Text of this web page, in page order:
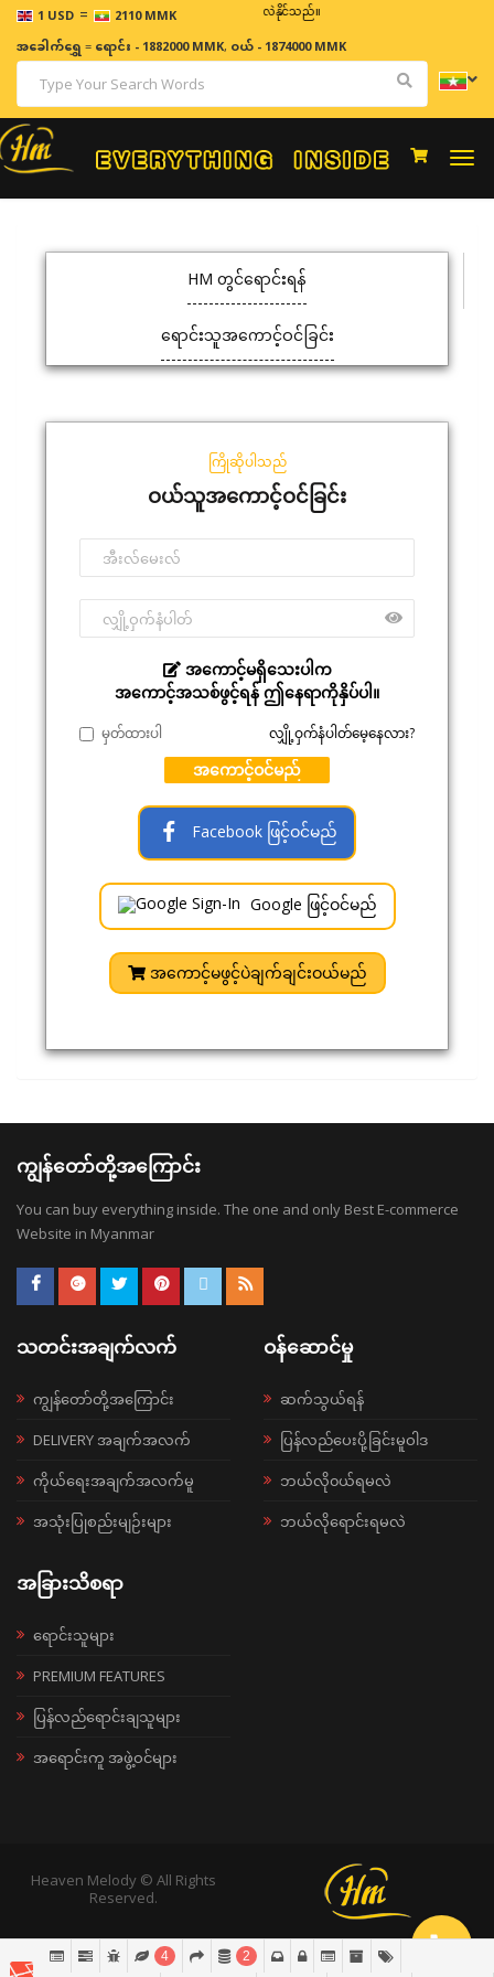
1 USD = 2110 MMK
ဈေးနှုန်းများသည် အချိန်နှင့် အမျှပြောင်းလဲနိုင်သည်။
အခေါက်ရွှေ=ရောင်း - 1882000 MMK, ဝယ် - 1874000 MMK
HM တွင်ရောင်းရန်
ရောင်းသူအကောင့်ဝင်ခြင်း
ကြိုဆိုပါသည်
ဝယ်သူအကောင့်ဝင်ခြင်း
အကောင့်မရှိသေးပါက
အကောင့်အသစ်ဖွင့်ရန် ဤနေရာကိုနှိပ်ပါ။
မှတ်ထားပါ လျှို့ဝှက်နံပါတ်မေ့နေလား?
အကောင့်ဝင်မည်
Facebook ဖြင့်ဝင်မည်
Google ဖြင့်ဝင်မည်
အကောင့်မဖွင့်ပဲချက်ချင်းဝယ်မည်
ကျွန်တော်တို့အကြောင်း
You can buy everything inside. The one and only Best E-commerce
Website in Myanmar
သတင်းအချက်လက်
ကျွန်တော်တို့အကြောင်း
DELIVERY အချက်အလက်
ကိုယ်ရေးအချက်အလက်မူ
အသုံးပြုစည်းမျဉ်းများ
ဝန်ဆောင်မှု
ဆက်သွယ်ရန်
ပြန်လည်ပေးပို့ခြင်းမူဝါဒ
ဘယ်လို၀ယ်ရမလဲ
ဘယ်လိုရောင်းရမလဲ
အခြားသိစရာ
ရောင်းသူများ
PREMIUM FEATURES
ပြန်လည်ရောင်းချသူများ
အရောင်းကူ အဖွဲ့ဝင်များ
Heaven Melody © All Rights
Reserved.
4 2